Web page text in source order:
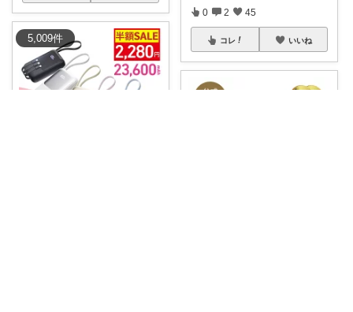
5,009件
0 2 45
コレ いいね